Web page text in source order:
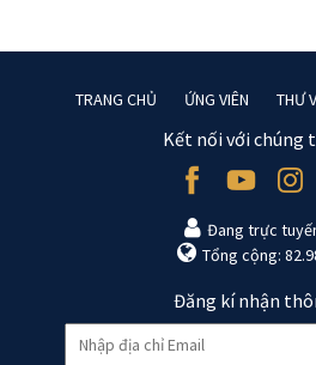
TRANG CHỦ ỨNG VIÊN THƯ
Kết nối với chúng
Đang trực
Tổng cộng:
Đăng kí nhận